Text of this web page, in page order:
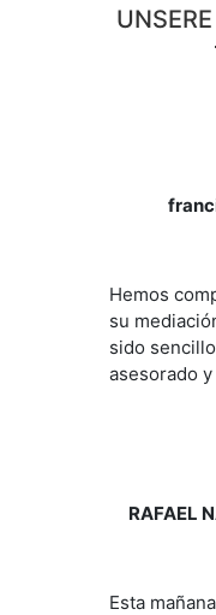
Hemos
su
sido
asesorado
las
ido
Agradezco
Zamorano
amabilidad,
RAFAEL
Esta